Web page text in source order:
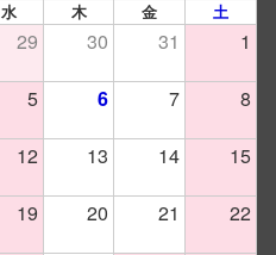
水 木 金 土
29 30 31 1
5 6 7 8
12 13 14 15
19 20 21 22